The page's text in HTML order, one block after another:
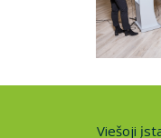
Viešoji